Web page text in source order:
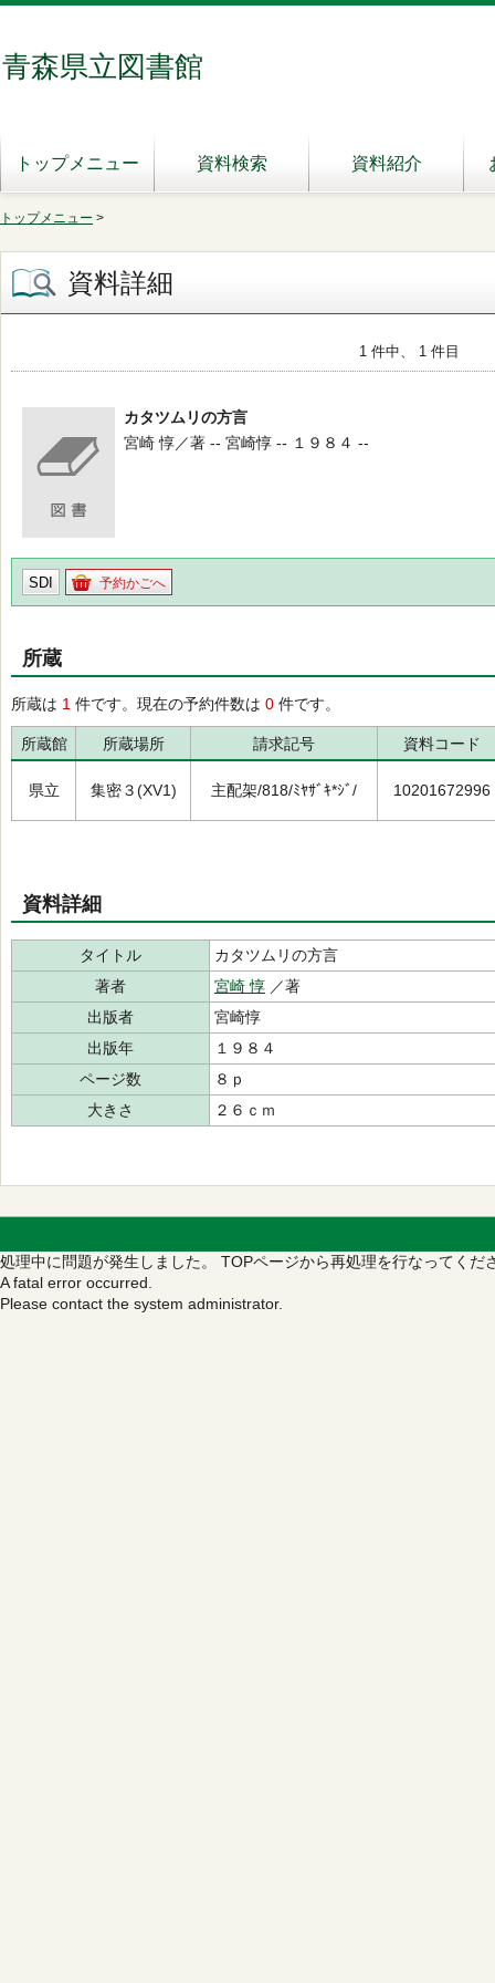
青森県立図書館
トップメニュー 資料検索 資料紹介
トップメニュー >
資料詳細
1 件中、 1 件目
カタツムリの方言
宮崎 惇／著 -- 宮崎惇 -- １９８４ --
SDI 予約かごへ
所蔵
所蔵は 1 件です。現在の予約件数は 0 件です。
所蔵館 所蔵場所 請求記号 資料コード
県立 集密３(XV1) 主配架/818/ﾐﾔｻﾞｷ*ｼﾞ/ 10201672996
資料詳細
タイトル
カタツムリの方言
著者
宮崎 惇 ／著
出版者
宮崎惇
出版年
１９８４
ページ数
８ｐ
大きさ
２６ｃｍ
処理中に問題が発生しました。 TOPページから再処理を行なってくだ
A fatal error occurred.
Please contact the system administrator.